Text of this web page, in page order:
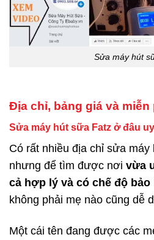
Sửa máy hút
Địa chỉ, bảng giá và
Sửa máy hút sữa Fatz ở đâu
Có rất nhiều địa chỉ sửa máy
nhưng để tìm được nơi vừa
cả hợp lý và có chế độ bảo
không phải mẹ nào cũng dễ
Một cái tên đang được các